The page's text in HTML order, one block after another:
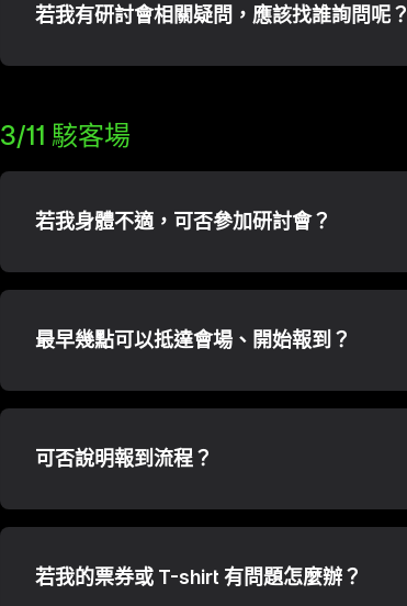
若我有研討會相關疑問，應該找誰詢問呢？
3/11 駭客場
若我身體不適，可否參加研討會？
最早幾點可以抵達會場、開始報到？
可否說明報到流程？
若我的票券或 T-shirt 有問題怎麼辦？